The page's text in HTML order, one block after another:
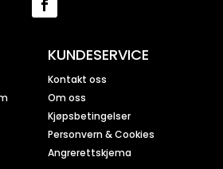
KUNDESERVICE
Kontakt oss
Om oss
Kjøpsbetingelser
Personvern & Cookies
Angrerettskjema